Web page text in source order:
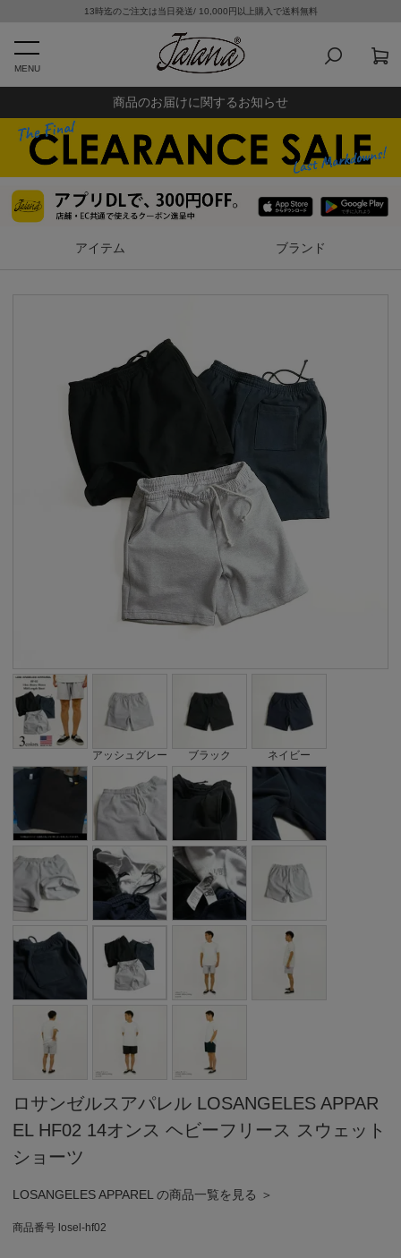
13時迄のご注文は当日発送/ 10,000円以上購入で送料無料
MENU
商品のお届けに関するお知らせ
アイテム ブランド
アッシュグレー ブラック ネイビー
ロサンゼルスアパレル LOSANGELES APPAR
EL HF02 14オンス ヘビーフリース スウェット
ショーツ
LOSANGELES APPAREL の商品一覧を見る ＞
商品番号 losel-hf02